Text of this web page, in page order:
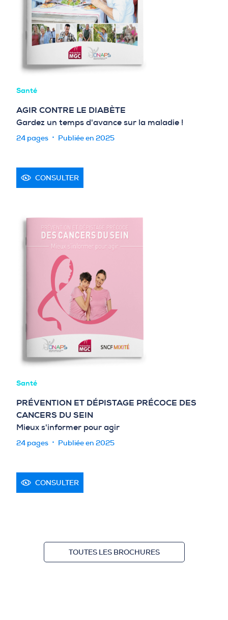
Santé
AGIR CONTRE LE DIABÈTE
Gardez un temps d'avance sur la maladie !
24 pages Publiée en 2025
CONSULTER
Santé
PRÉVENTION ET DÉPISTAGE PRÉCOCE DES
CANCERS DU SEIN
Mieux s'informer pour agir
24 pages Publiée en 2025
CONSULTER
TOUTES LES BROCHURES